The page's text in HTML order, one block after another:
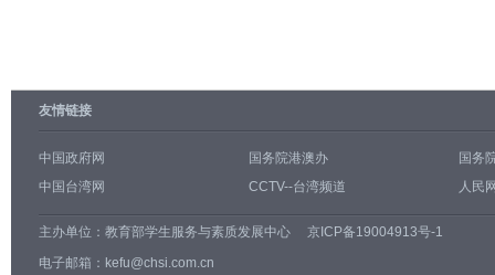
友情链接
中国政府网 国务院港澳办
国务
中国台湾网
CCTV--台湾频道 人民
主办单位： 教育部学生服务与素质发展中心
京ICP备19004913号-1
电子邮箱：kefu@chsi.com.cn